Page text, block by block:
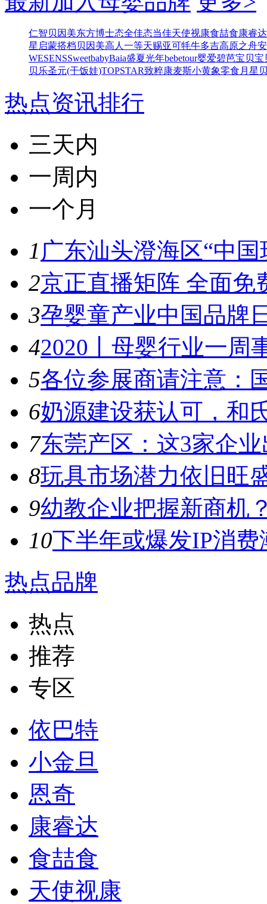
仁智贝因美东方博士态全佳态当佳天使视康食喆食康睿达
星 启蒙搭档贝因美高人一等天赐亚可牦牛多吉高原之舟
WESENSSweetbabyBaia盛夏光年bebetour婴爱碧芭宝贝宝
贝乐圣元(干饭娃)TOPSTAR致粹康麦斯小黄象零食 月星
热点资讯排行
三天内
一周内
一个月
1 广东汕头澄海区“中
2京正直播矩阵 全面免
3孕婴童产业中国品牌
42020丨母婴行业一周
5各位参展商请注意：
6奶源建设获认可，和
7东莞产区：这3家企
8玩具市场潜力依旧旺
9幼教企业把握新商机
10下半年或爆发IP消
热点品牌
热点
推荐
专区
依巴特
小金旦
恩奇
康睿达
食喆食
天使视康